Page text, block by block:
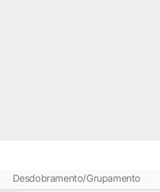
Desdobramento/Grupamento